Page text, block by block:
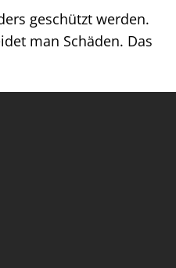
geschützt werden.
man Schäden. Das